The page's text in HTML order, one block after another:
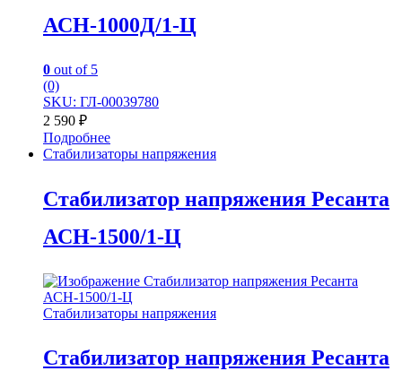
АСН-1000Д/1-Ц
0 out of 5
(0)
SKU: ГЛ-00039780
2 590 ₽
Подробнее
Стабилизаторы напряжения
Стабилизатор напряжения Ресанта
АСН-1500/1-Ц
Стабилизаторы напряжения
Стабилизатор напряжения Ресанта